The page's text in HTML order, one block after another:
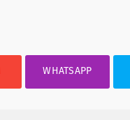
WHATSAPP